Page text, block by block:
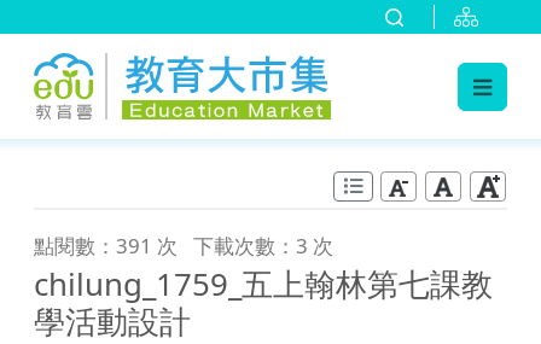
點閱數：391 次 下載次數：3 次
chilung_1759_五上翰林第七課教
學活動設計